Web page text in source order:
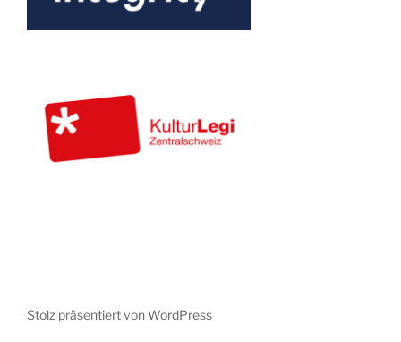
Stolz präsentiert von WordPress